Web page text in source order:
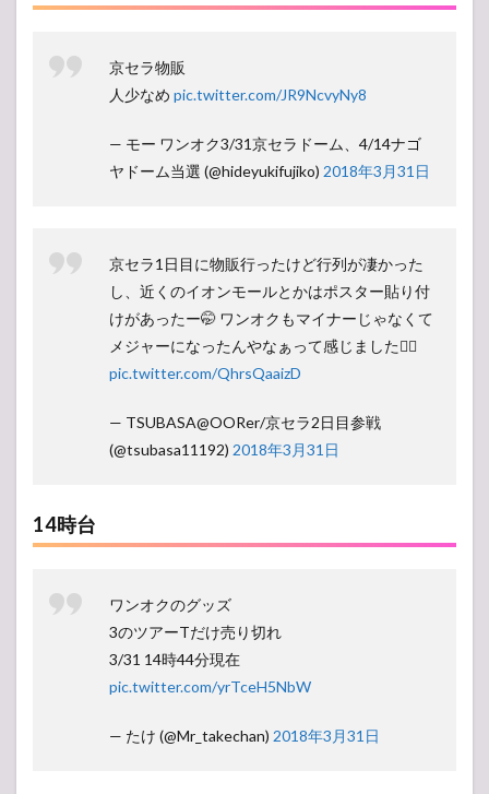
京セラ物販
人少なめ pic.twitter.com/JR9NcvyNy8
— モー ワンオク3/31京セラドーム、4/14ナゴ
ヤドーム当選 (@hideyukifujiko) 2018年3月31日
京セラ1日目に物販行ったけど行列が凄かった
し、近くのイオンモールとかはポスター貼り付
けがあったー🤭 ワンオクもマイナーじゃなくて
メジャーになったんやなぁって感じました🙇‍♂️
pic.twitter.com/QhrsQaaizD
— TSUBASA@OORer/京セラ2日目参戦
(@tsubasa11192) 2018年3月31日
14時台
ワンオクのグッズ
3のツアーTだけ売り切れ
3/31 14時44分現在
pic.twitter.com/yrTceH5NbW
— たけ (@Mr_takechan) 2018年3月31日